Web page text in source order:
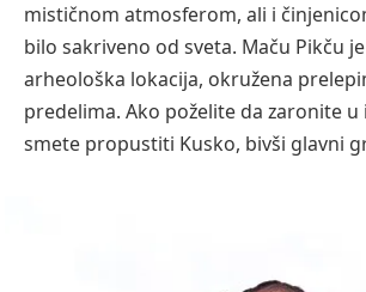
mističnom atmosferom, ali i
bilo sakriveno od sveta. Maču Pikču
arheološka lokacija, okružena
predelima. Ako poželite da zaronite
smete propustiti Kusko, bivši glavni